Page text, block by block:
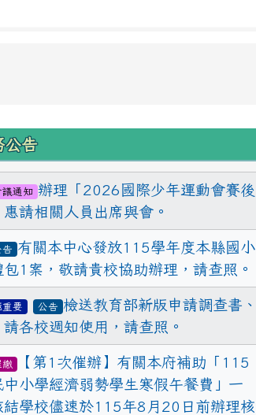
容
公告
議通知 辦理「2026國際少年運動會賽後
請相關人員出席與會。
告
有關本中心發放115學年度本縣國小
1案，敬請貴校協助辦理，請查照。
重要 公告
檢送教育部新版申請調查書、
各校週知使用，請查照。
繳
【第1次催辦】有關本府補助「115
小學經濟弱勢學生寒假午餐費」一
結學校儘速於115年8月20日前辦理核